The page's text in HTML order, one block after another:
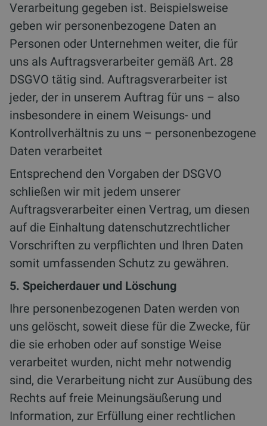
Verarbeitung gegeben ist. Beispielsweise
geben wir personenbezogene Daten an
Personen oder Unternehmen weiter, die für
uns als Auftragsverarbeiter gemäß Art. 28
DSGVO tätig sind. Auftragsverarbeiter ist
jeder, der in unserem Auftrag für uns – also
insbesondere in einem Weisungs- und
Kontrollverhältnis zu uns – personenbezogene
Daten verarbeitet
Entsprechend den Vorgaben der DSGVO
schließen wir mit jedem unserer
Auftragsverarbeiter einen Vertrag, um diesen
auf die Einhaltung datenschutzrechtlicher
Vorschriften zu verpflichten und Ihren Daten
somit umfassenden Schutz zu gewähren.
5. Speicherdauer und Löschung
Ihre personenbezogenen Daten werden von
uns gelöscht, soweit diese für die Zwecke, für
die sie erhoben oder auf sonstige Weise
verarbeitet wurden, nicht mehr notwendig
sind, die Verarbeitung nicht zur Ausübung des
Rechts auf freie Meinungsäußerung und
Information, zur Erfüllung einer rechtlichen